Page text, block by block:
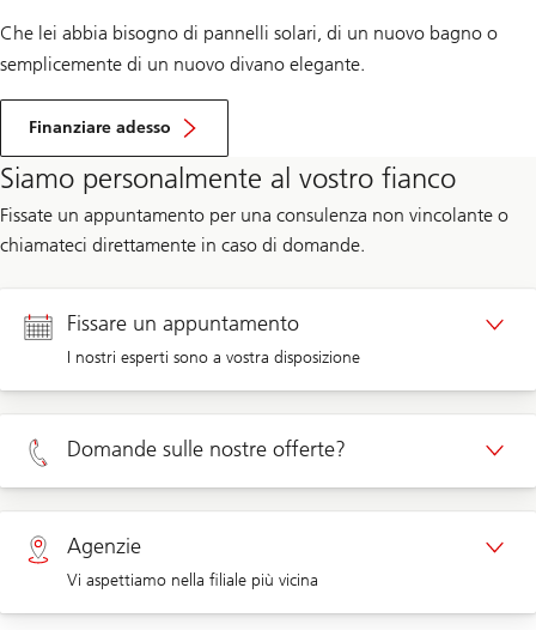
Che lei abbia bisogno di pannelli solari, di un nuovo bagno o
semplicemente di un nuovo divano elegante.
Finanziare adesso
Siamo personalmente al vostro fianco
Fissate un appuntamento per una consulenza non vincolante o
chiamateci direttamente in caso di domande.
Fissare un appuntamento
I nostri esperti sono a vostra disposizione
Appuntamento clienti privati
Domande sulle nostre offerte?
Clienti privati 0800 002 558
Clienti aziendali 0844 853 003
Agenzie
Vi aspettiamo nella filiale più vicina